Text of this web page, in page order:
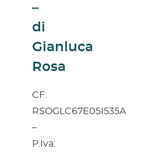
–
di
Gianluca
Rosa
CF:
RSOGLC67E05I535A
–
P.Iva: